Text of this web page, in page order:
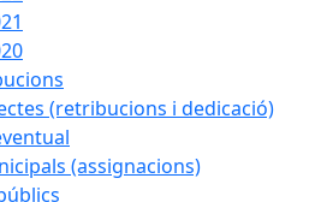
(retribucions i dedicació)
(assignacions)